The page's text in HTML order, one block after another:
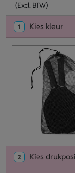
(Excl. BTW)
1 Kies kleur
2 Kies